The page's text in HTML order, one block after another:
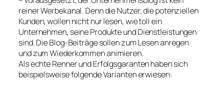
reiner Werbekanal. Denn die Nutzer, die potenziellen
Kunden, wollen nicht nur lesen, wie toll ein
Unternehmen, seine Produkte und Dienstleistungen
sind. Die Blog-Beiträge sollen zum Lesen anregen
und zum Wiederkommen animieren.
Als echte Renner und Erfolgsgaranten haben sich
beispielsweise folgende Varianten erwiesen: